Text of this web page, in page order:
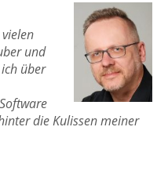
und
über
die Kulissen meiner